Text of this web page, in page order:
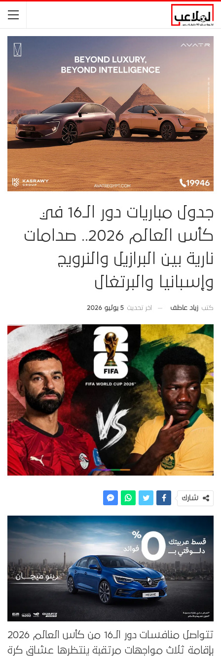
جدول مباريات دور الـ16 في
كأس العالم 2026.. صدامات
نارية بين البرازيل والنرويج
وإسبانيا والبرتغال
كتب زياد عاطف اخر تحديث 5 يوليو 2026
شارك
تتواصل منافسات دور الـ16 من كأس العالم 2026
بإقامة ثلاث مواجهات مرتقبة ينتظرها عشاق كرة